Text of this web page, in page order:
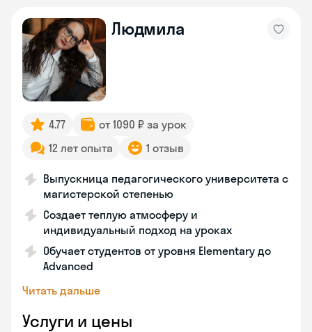
Людмила
4.77
от 1090 ₽ за урок
12 лет опыта
1 отзыв
Выпускница педагогического университета с
магистерской степенью
Создает теплую атмосферу и
индивидуальный подход на уроках
Обучает студентов от уровня Elementary до
Advanced
Читать дальше
Услуги и цены